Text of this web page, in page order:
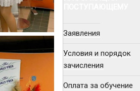
Заявления
Условия и порядок
зачисления
Оплата за обучение